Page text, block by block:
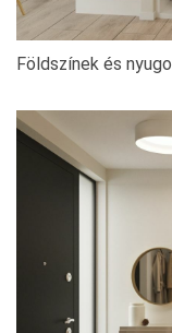
Földszínek és